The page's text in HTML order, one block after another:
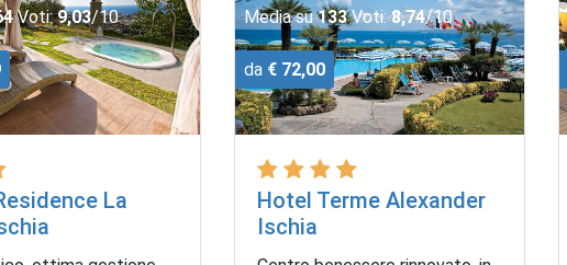
Voti: 9,03/10
La
Media su133Voti: 8,74/10
da € 72,00
Hotel Terme Alexander
Ischia